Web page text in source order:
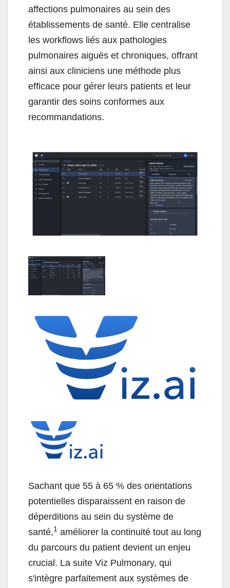
affections pulmonaires au sein des
établissements de santé. Elle centralise
les workflows liés aux pathologies
pulmonaires aiguës et chroniques, offrant
ainsi aux cliniciens une méthode plus
efficace pour gérer leurs patients et leur
garantir des soins conformes aux
recommandations.
Sachant que 55 à 65 % des orientations
potentielles disparaissent en raison de
déperditions au sein du système de
santé,1 améliorer la continuité tout au long
du parcours du patient devient un enjeu
crucial. La suite Viz Pulmonary, qui
s'intègre parfaitement aux systèmes de